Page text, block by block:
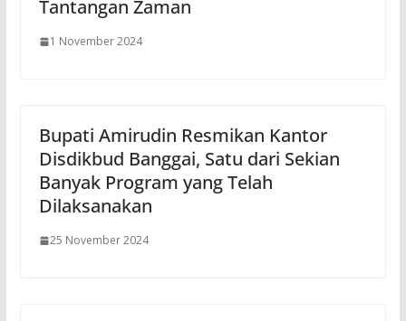
Tantangan Zaman
1 November 2024
Bupati Amirudin Resmikan Kantor
Disdikbud Banggai, Satu dari Sekian
Banyak Program yang Telah
Dilaksanakan
25 November 2024